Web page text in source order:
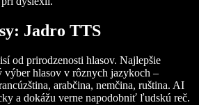
Jadro TTS
od prirodzenosti hlasov. Najlepšie
výber hlasov v rôznych jazykoch –
arabčina, nemčina, ruština. AI
a dokážu verne napodobniť ľudskú reč.